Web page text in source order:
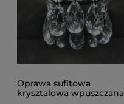
Oprawa sufitowa
krysztalowa wpuszczana